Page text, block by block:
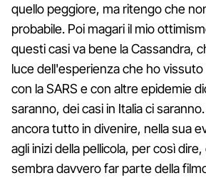
quello peggiore, ma ritengo che
probabile. Poi magari il mio
questi casi va bene la Cassandra,
luce dell'esperienza che ho
con la SARS e con altre epidemie
saranno, dei casi in Italia ci
ancora tutto in divenire, nella sua
agli inizi della pellicola, per così
sembra davvero far parte della